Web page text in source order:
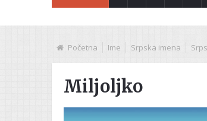
Početna Ime Srpska imena
Miljoljko